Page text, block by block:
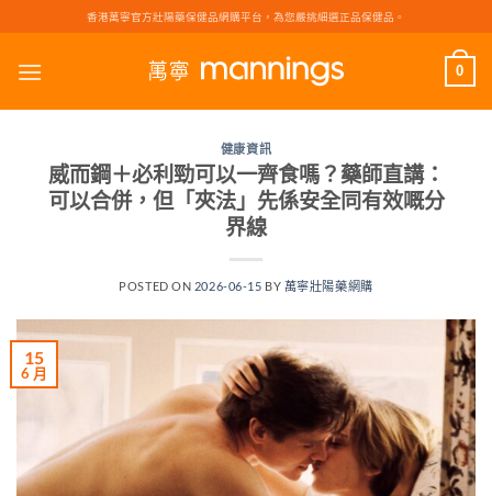
to
content
香港萬寧官方壯陽藥保健品網購平台，為您嚴挑細選正品保健品。
0
健康資訊
威而鋼＋必利勁可以一齊食嗎？藥師直講：
可以合併，但「夾法」先係安全同有效嘅分
界線
POSTED ON 2026-06-15 BY 萬寧壯陽藥網購
15
6 月